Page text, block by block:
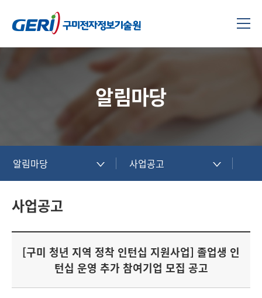
알림마당
알림마당 사업공고
사업공고
[구미 청년 지역 정착 인턴십 지원사업] 졸업생 인
턴십 운영 추가 참여기업 모집 공고